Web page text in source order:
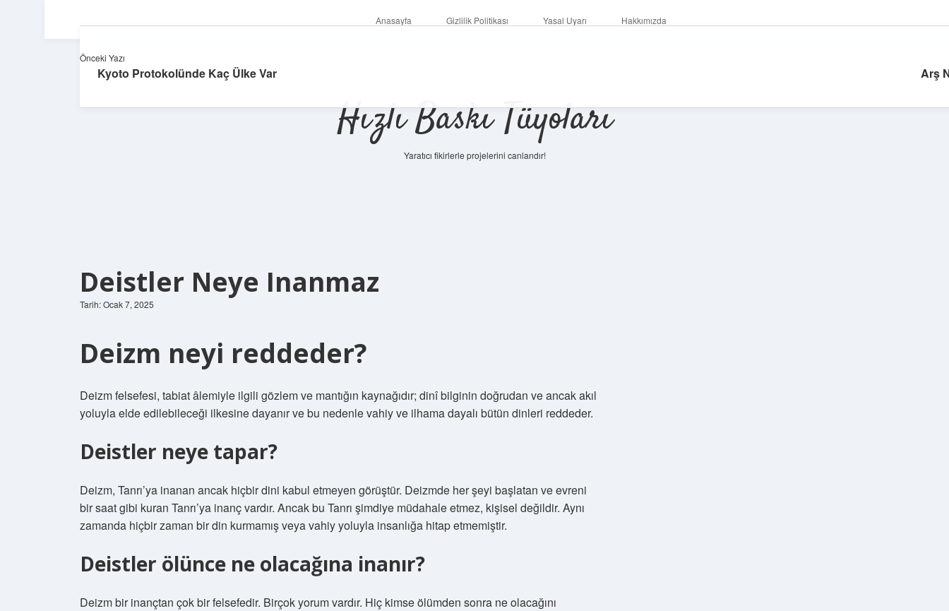
Anasayfa Gizlilik Politikası Yasal Uyarı Hakkımızda
Hızlı Baskı Tüyoları
Yaratıcı fikirlerle projelerini canlandır!
Deistler Neye Inanmaz
Tarih: Ocak 7, 2025
Deizm neyi reddeder?
Deizm felsefesi, tabiat âlemiyle ilgili gözlem ve mantığın kaynağıdır; dinî bilginin doğrudan ve ancak akıl
yoluyla elde edilebileceği ilkesine dayanır ve bu nedenle vahiy ve ilhama dayalı bütün dinleri reddeder.
Deistler neye tapar?
Deizm, Tanrı’ya inanan ancak hiçbir dini kabul etmeyen görüştür. Deizmde her şeyi başlatan ve evreni
bir saat gibi kuran Tanrı’ya inanç vardır. Ancak bu Tanrı şimdiye müdahale etmez, kişisel değildir. Aynı
zamanda hiçbir zaman bir din kurmamış veya vahiy yoluyla insanlığa hitap etmemiştir.
Deistler ölünce ne olacağına inanır?
Deizm bir inançtan çok bir felsefedir. Birçok yorum vardır. Hiç kimse ölümden sonra ne olacağını
Önceki Yazı
Kyoto Protokolünde Kaç Ülke Var Arş